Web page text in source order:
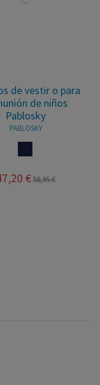
de vestir o para
de niños
Pablosky
PABLOSKY
€58,95 €